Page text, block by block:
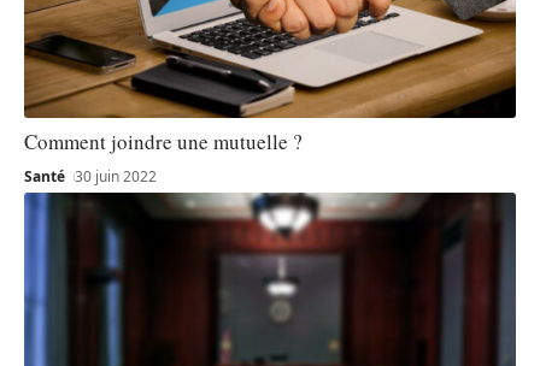
Comment joindre une mutuelle ?
Santé 30 juin 2022